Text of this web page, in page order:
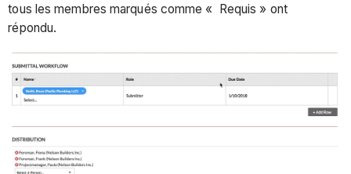
tous les membres marqués comme « Requis » ont
répondu.